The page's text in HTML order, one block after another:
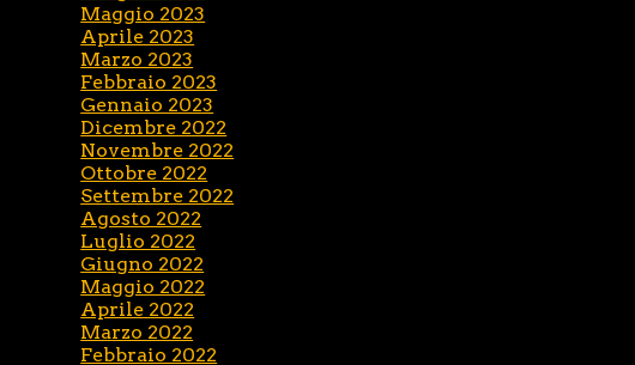
Maggio 2023
Aprile 2023
Marzo 2023
Febbraio 2023
Gennaio 2023
Dicembre 2022
Novembre 2022
Ottobre 2022
Settembre 2022
Agosto 2022
Luglio 2022
Giugno 2022
Maggio 2022
Aprile 2022
Marzo 2022
Febbraio 2022